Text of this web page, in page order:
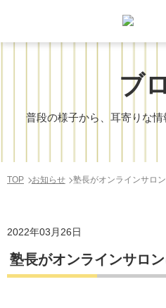
ブ
普段の様子から、耳寄りな情
TOP お知らせ 塾長がオンラインサロ
2022年03月26日
塾長がオンラインサロン